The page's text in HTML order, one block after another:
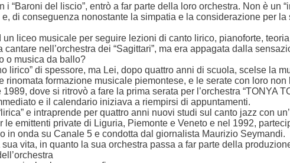
“Baroni del liscio”, entrò a far parte della loro orchestra. Non è un
di conseguenza nonostante la simpatia e la considerazione per
liceo musicale per seguire lezioni di canto lirico, pianoforte,
nell’orchestra dei “Sagittari”, ma era appagata dalla
o musica da ballo?
lirico” di spessore, ma Lei, dopo quattro anni di scuola, scelse la
rinomata formazione musicale piemontese, e le serate con loro
dove si ritrovò a fare la prima serata per l’orchestra “TONYA
e il calendario iniziava a riempirsi di appuntamenti.
e intraprende per quattro anni nuovi studi sul canto jazz con
emittenti private di Liguria, Piemonte e Veneto e nel 1992,
in onda su Canale 5 e condotta dal giornalista Maurizio Seymandi.
vita, in quanto la sua orchestra passa a far parte della